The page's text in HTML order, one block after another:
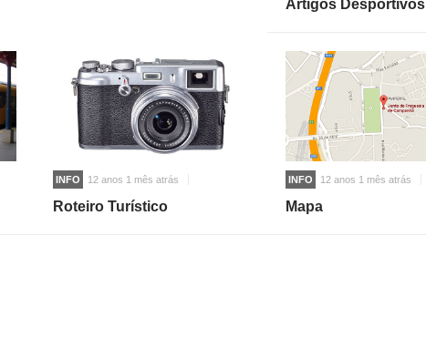
Artigos Desportivos
INFO 12 anos 1 mês atrás
Roteiro Turístico
INFO 12 anos 1 mês atrás
Mapa